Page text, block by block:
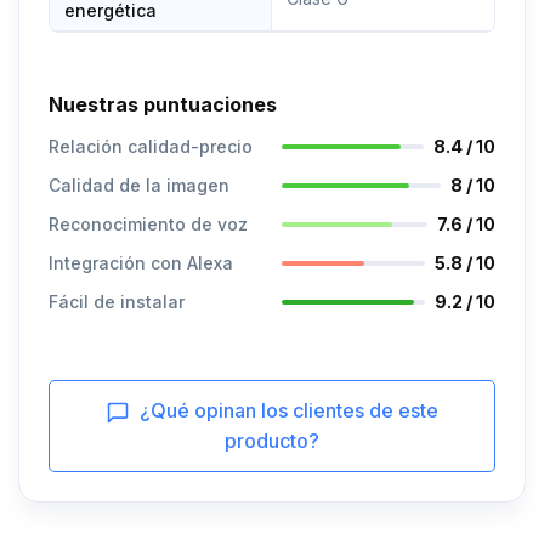
energética
Nuestras puntuaciones
Relación calidad-precio
8.4 / 10
Calidad de la imagen
8 / 10
Reconocimiento de voz
7.6 / 10
Integración con Alexa
5.8 / 10
Fácil de instalar
9.2 / 10
¿Qué opinan los clientes de este
producto?